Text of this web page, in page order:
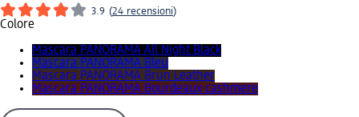
3.9 (24 recensioni)
Colore
Mascara PANORAMA All Night Black
Mascara PANORAMA Bleu
Mascara PANORAMA Brun Leather
Mascara PANORAMA Bourdeaux cashmere